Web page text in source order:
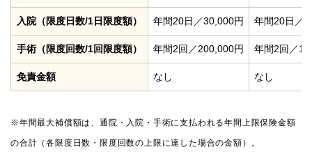
入院（限度日数/1日限度額） 年間20日／30,000円 年間20日／
手術（限度回数/1回限度額） 年間2回／200,000円 年間2回／
免責金額 なし なし
※年間最大補償額は、通院・入院・手術に支払われる年間上限保険金額
の合計（各限度日数・限度回数の上限に達した場合の金額）。